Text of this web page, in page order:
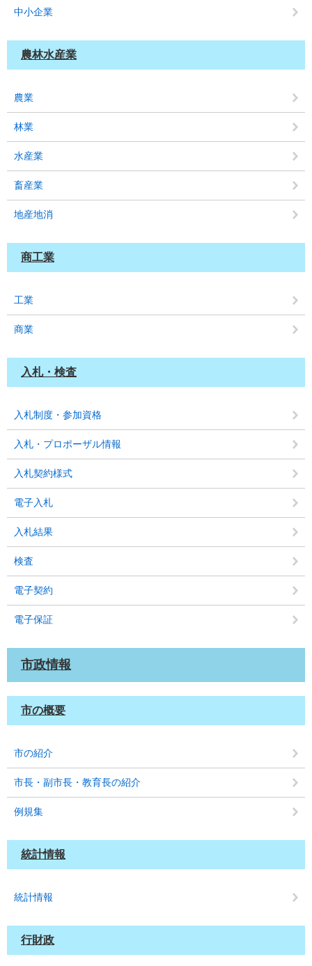
中小企業
農林水産業
農業
林業
水産業
畜産業
地産地消
商工業
工業
商業
入札・検査
入札制度・参加資格
入札・プロポーザル情報
入札契約様式
電子入札
入札結果
検査
電子契約
電子保証
市政情報
市の概要
市の紹介
市長・副市長・教育長の紹介
例規集
統計情報
統計情報
行財政